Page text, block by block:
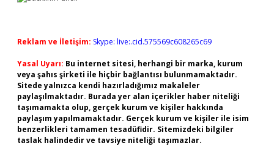
Reklam ve İletişim: Skype: live:.cid.575569c608265c69
Yasal Uyarı: Bu internet sitesi, herhangi bir marka, kurum
veya şahıs şirketi ile hiçbir bağlantısı bulunmamaktadır.
Sitede yalnızca kendi hazırladığımız makaleler
paylaşılmaktadır. Burada yer alan içerikler haber niteliği
taşımamakta olup, gerçek kurum ve kişiler hakkında
paylaşım yapılmamaktadır. Gerçek kurum ve kişiler ile isim
benzerlikleri tamamen tesadüfidir. Sitemizdeki bilgiler
taslak halindedir ve tavsiye niteliği taşımazlar.